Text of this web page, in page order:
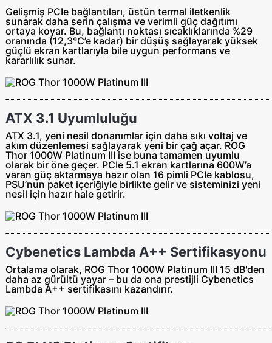
Gelişmiş PCIe bağlantıları, üstün termal iletkenlik
sunarak daha serin çalışma ve verimli güç dağıtımı
ortaya koyar. Bu, bağlantı noktası sıcaklıklarında %29
oranında (12,3°C’e kadar) bir düşüş sağlayarak yüksek
güçlü ekran kartlarıyla bile uygun performans ve
kararlılık sunar.
ATX 3.1 Uyumluluğu
ATX 3.1, yeni nesil donanımlar için daha sıkı voltaj ve
akım düzenlemesi sağlayarak yeni bir çağ açar. ROG
Thor 1000W Platinum III ise buna tamamen uyumlu
olarak bir öne geçer. PCIe 5.1 ekran kartlarına 600W’a
varan güç aktarmaya hazır olan 16 pimli PCIe kablosu,
PSU’nun paket içeriğiyle birlikte gelir ve sisteminizi yeni
nesil için hazır hale getirir.
Cybenetics Lambda A++ Sertifikasyonu
Ortalama olarak, ROG Thor 1000W Platinum III 15 dB'den
daha az gürültü yayar – bu da ona prestijli Cybenetics
Lambda A++ sertifikasını kazandırır.